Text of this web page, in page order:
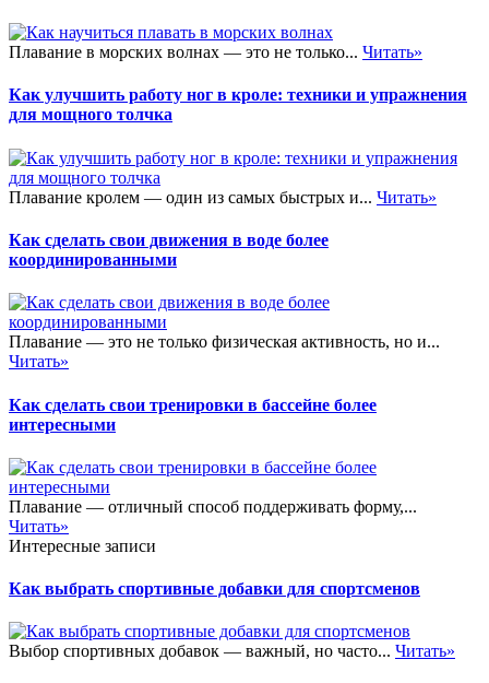
Плавание в морских волнах — это не только... Читать»
Как улучшить работу ног в кроле: техники и упражнения
для мощного толчка
Плавание кролем — один из самых быстрых и... Читать»
Как сделать свои движения в воде более
координированными
Плавание — это не только физическая активность, но и...
Читать»
Как сделать свои тренировки в бассейне более
интересными
Плавание — отличный способ поддерживать форму,...
Читать»
Интересные записи
Как выбрать спортивные добавки для спортсменов
Выбор спортивных добавок — важный, но часто... Читать»